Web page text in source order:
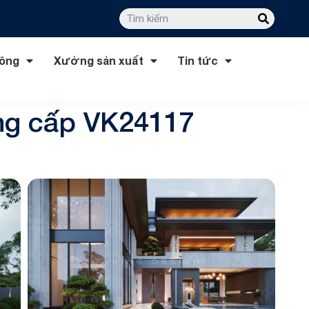
Xưởng sản xuất
Tin tức
cấp VK24117